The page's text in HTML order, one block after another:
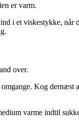
er varm.
i et viskestykke,
over.
Kog dernæst
varme indtil